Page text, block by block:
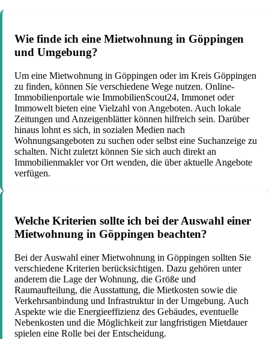
Wie finde ich eine Mietwohnung in Göppingen
und Umgebung?
Um eine Mietwohnung in Göppingen oder im Kreis Göppingen
zu finden, können Sie verschiedene Wege nutzen. Online-
Immobilienportale wie ImmobilienScout24, Immonet oder
Immowelt bieten eine Vielzahl von Angeboten. Auch lokale
Zeitungen und Anzeigenblätter können hilfreich sein. Darüber
hinaus lohnt es sich, in sozialen Medien nach
Wohnungsangeboten zu suchen oder selbst eine Suchanzeige zu
schalten. Nicht zuletzt können Sie sich auch direkt an
Immobilienmakler vor Ort wenden, die über aktuelle Angebote
verfügen.
Welche Kriterien sollte ich bei der Auswahl einer
Mietwohnung in Göppingen beachten?
Bei der Auswahl einer Mietwohnung in Göppingen sollten Sie
verschiedene Kriterien berücksichtigen. Dazu gehören unter
anderem die Lage der Wohnung, die Größe und
Raumaufteilung, die Ausstattung, die Mietkosten sowie die
Verkehrsanbindung und Infrastruktur in der Umgebung. Auch
Aspekte wie die Energieeffizienz des Gebäudes, eventuelle
Nebenkosten und die Möglichkeit zur langfristigen Mietdauer
spielen eine Rolle bei der Entscheidung.